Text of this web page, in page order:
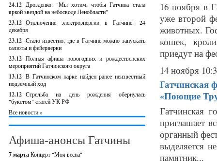
24.12 Дрозденко: "Мы хотим, чтобы Гатчина стала
яркой звездой на небосводе Ленобласти"
23.12 Отключение электроэнергии в Гатчине: 24
декабря
23.12 Стало известно, где в Гатчине можно запускать
салюты и фейерверки
23.12 Полная афиша новогодних и рождественских
мероприятий Гатчинского округа
13.12 В Гатчинском парке найден ранее неизвестный
подземный ход
12.12 Стрельба на день рождения обернулась
"букетом" статей УК РФ
Все новости »
Афиша-анонсы Гатчины
7 мартаКонцерт "Моя весна"
16 ноября в
уже второй
животных.
кошек,
приедут на
14 ноября
Гатчинская
«Поющие
Гатчинская
приглашает
органный
выделяется
памятник...